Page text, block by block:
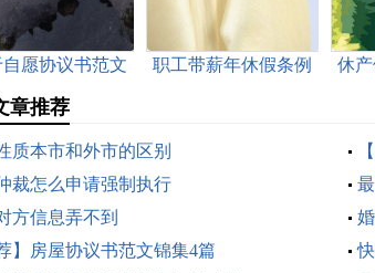
自愿协议书范文
职工带薪年休假条例
休
章推荐
质本市和外市的区别
裁怎么申请强制执行
方信息弄不到
】房屋协议书范文锦集4篇